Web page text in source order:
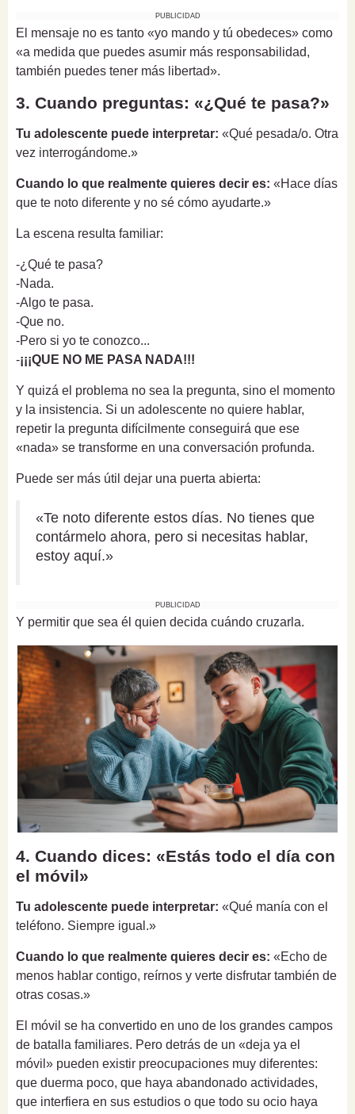
PUBLICIDAD
El mensaje no es tanto «yo mando y tú obedeces» como
«a medida que puedes asumir más responsabilidad,
también puedes tener más libertad».
3. Cuando preguntas: «¿Qué te pasa?»
Tu adolescente puede interpretar: «Qué pesada/o. Otra
vez interrogándome.»
Cuando lo que realmente quieres decir es: «Hace días
que te noto diferente y no sé cómo ayudarte.»
La escena resulta familiar:
-¿Qué te pasa?
-Nada.
-Algo te pasa.
-Que no.
-Pero si yo te conozco...
-¡¡¡QUE NO ME PASA NADA!!!
Y quizá el problema no sea la pregunta, sino el momento
y la insistencia. Si un adolescente no quiere hablar,
repetir la pregunta difícilmente conseguirá que ese
«nada» se transforme en una conversación profunda.
Puede ser más útil dejar una puerta abierta:
«Te noto diferente estos días. No tienes que
contármelo ahora, pero si necesitas hablar,
estoy aquí.»
PUBLICIDAD
Y permitir que sea él quien decida cuándo cruzarla.
4. Cuando dices: «Estás todo el día con
el móvil»
Tu adolescente puede interpretar: «Qué manía con el
teléfono. Siempre igual.»
Cuando lo que realmente quieres decir es: «Echo de
menos hablar contigo, reírnos y verte disfrutar también de
otras cosas.»
El móvil se ha convertido en uno de los grandes campos
de batalla familiares. Pero detrás de un «deja ya el
móvil» pueden existir preocupaciones muy diferentes:
que duerma poco, que haya abandonado actividades,
que interfiera en sus estudios o que todo su ocio haya